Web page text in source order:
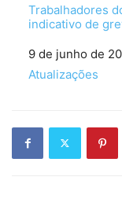
Trabalhadores
indicativo de
Data
9 de junho de
Em relação a
Atualizações